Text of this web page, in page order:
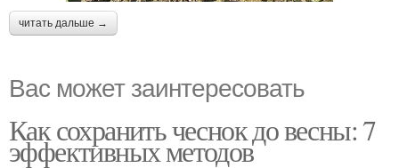
читать дальше →
Вас может заинтересовать
Как сохранить чеснок до весны: 7
эффективных методов